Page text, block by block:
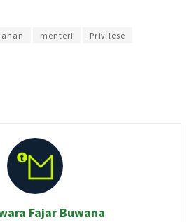
menteri
Privilese
Fajar Buwana